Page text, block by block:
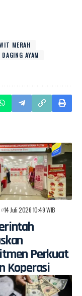
MERAH
DAGING AYAM
14 Juli 2026 10:49 WIB
Perkuat
Koperasi